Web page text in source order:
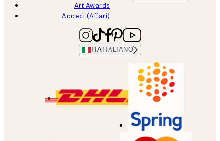
Art Awards
Accedi (Affari)
ITA ITALIANO